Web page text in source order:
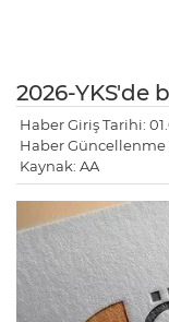
2026-YKS'de
Haber Giriş Tarihi:
Haber Güncellenme
Kaynak: AA